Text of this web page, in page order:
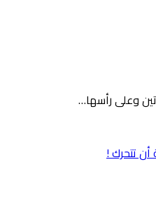
وعلى رأسها…